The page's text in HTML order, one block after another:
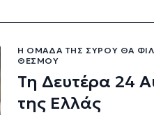
Η ΟΜΆΔΑ ΤΗΣ ΣΎΡΟΥ ΘΑ
ΘΕΣΜΟΎ
Τη Δευτέρα 24
της Ελλάς